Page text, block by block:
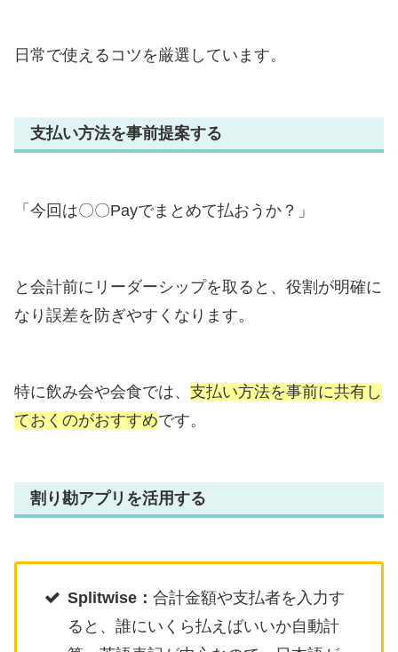
日常で使えるコツを厳選しています。
支払い方法を事前提案する
「今回は〇〇Payでまとめて払おうか？」
と会計前にリーダーシップを取ると、役割が明確に
なり誤差を防ぎやすくなります。
特に飲み会や会食では、 支払い方法を事前に共有し
ておくのがおすすめです。
割り勘アプリを活用する
Splitwise： 合計金額や支払者を入力す
ると、誰にいくら払えばいいか自動計